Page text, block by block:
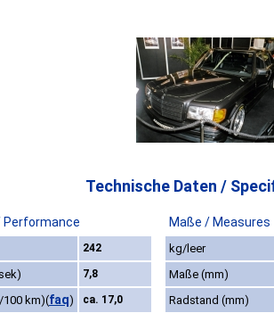
Technische Daten /
Performance Maße / Measures
242
kg/leer
7,8
Maße (mm)
100 km)(faq) ca. 17,0 Radstand (mm)